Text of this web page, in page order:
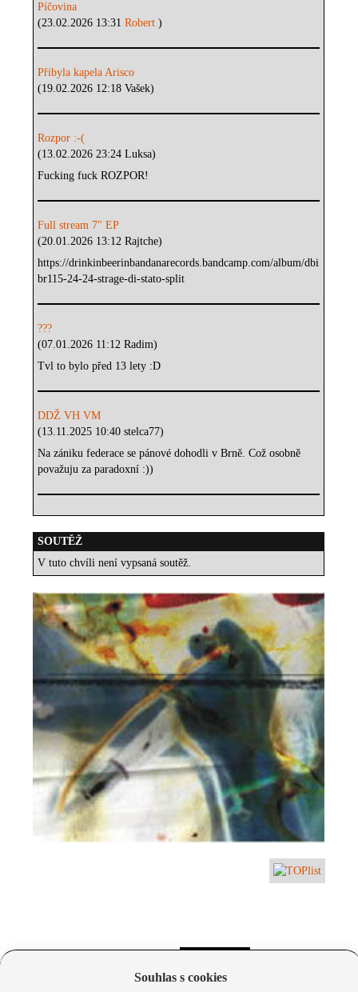
Píčovina
(23.02.2026 13:31Robert)
Přibyla kapela Arisco
(19.02.2026 12:18 Vašek)
Rozpor :-(
(13.02.2026 23:24 Luksa)
Fucking fuck ROZPOR!
Full stream 7" EP
(20.01.2026 13:12 Rajtche)
https://drinkinbeerinbandanarecords.bandcamp.com/album/dbi
br115-24-24-strage-di-stato-split
???
(07.01.2026 11:12 Radim)
Tvl to bylo před 13 lety :D
DDŽ VH VM
(13.11.2025 10:40 stelca77)
Na zániku federace se pánové dohodli v Brně. Což osobně
považuju za paradoxní :))
SOUTĚŽ
V tuto chvíli není vypsaná soutěž.
Souhlas s cookies